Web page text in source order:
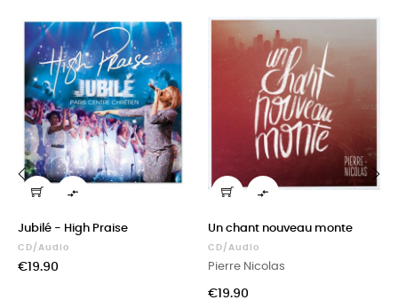

Jubilé - High Praise
CD/Audio
Price
€19.90

Un chant nouveau monte
CD/Audio
Pierre Nicolas
Price
€19.90